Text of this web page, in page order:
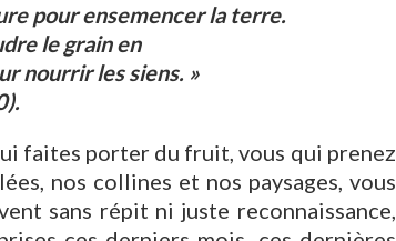
pour ensemencer la terre.
le grain en
nourrir les siens. »
faites porter du fruit, vous qui prenez
nos collines et nos paysages, vous
sans répit ni juste reconnaissance,